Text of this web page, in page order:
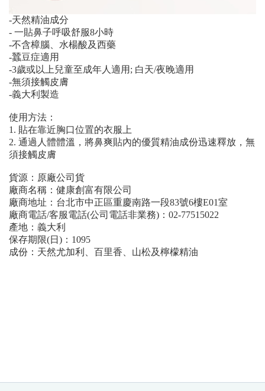
-天然精油成分
- 一貼鼻子呼吸舒服8小時
-不含樟腦、水楊酸及西藥
-蠶豆症適用
-3歲或以上兒童至成年人適用; 白天/夜晚適用
-無須接觸皮膚
-義大利製造
使用方法：
1. 貼在靠近胸口位置的衣服上
2. 通過人體體溫，將鼻爽貼內的優質精油成份迅速釋放，無
須接觸皮膚
貨源：原廠公司貨
廠商名稱：健康創富有限公司
廠商地址：台北市中正區重慶南路一段83號6樓E01室
廠商電話/客服電話(公司電話非業務)：02-77515022
產地：義大利
保存期限(日)：1095
成份：天然尤加利、百里香、山松及檸檬精油